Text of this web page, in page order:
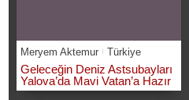
Meryem Aktemur Türkiye
Geleceğin Deniz Astsubayları
Yalova’da Mavi Vatan’a Hazır